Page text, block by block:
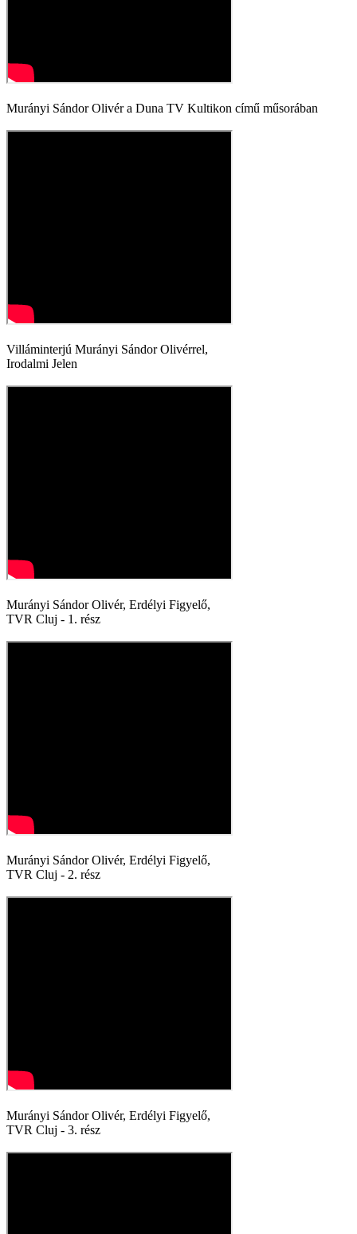
Murányi Sándor Olivér a Duna TV Kultikon című műsorában
Villáminterjú Murányi Sándor Olivérrel,
Irodalmi Jelen
Murányi Sándor Olivér, Erdélyi Figyelő,
TVR Cluj - 1. rész
Murányi Sándor Olivér, Erdélyi Figyelő,
TVR Cluj - 2. rész
Murányi Sándor Olivér, Erdélyi Figyelő,
TVR Cluj - 3. rész